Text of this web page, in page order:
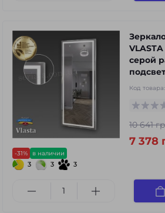
-31% в наличии
3 3 3
серой
Код товара:
10 641
7 378